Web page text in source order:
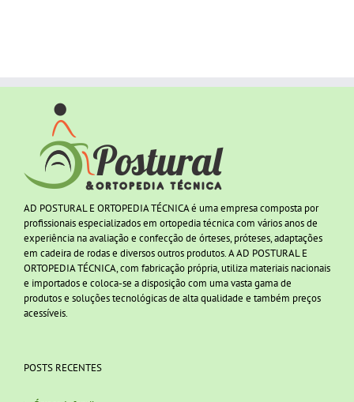
AD POSTURAL E ORTOPEDIA TÉCNICA é uma empresa composta por
profissionais especializados em ortopedia técnica com vários anos de
experiência na avaliação e confecção de órteses, próteses, adaptações
em cadeira de rodas e diversos outros produtos. A AD POSTURAL E
ORTOPEDIA TÉCNICA, com fabricação própria, utiliza materiais nacionais
e importados e coloca-se a disposição com uma vasta gama de
produtos e soluções tecnológicas de alta qualidade e também preços
acessíveis.
POSTS RECENTES